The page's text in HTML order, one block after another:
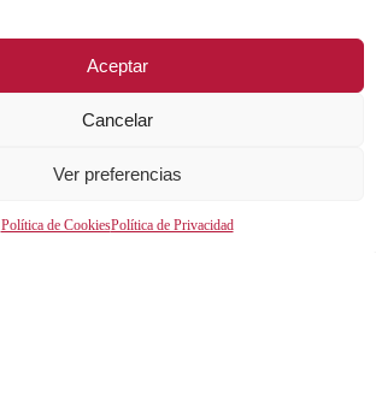
Aceptar
Cancelar
Ver preferencias
Política de CookiesPolítica de Privacidad